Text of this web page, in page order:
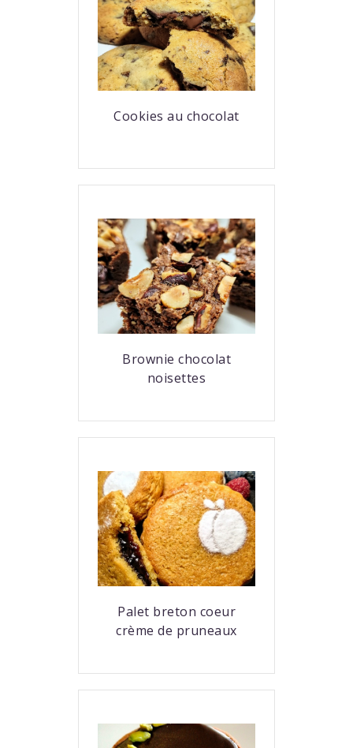
Cookies au chocolat
Brownie chocolat
noisettes
Palet breton coeur
crème de pruneaux